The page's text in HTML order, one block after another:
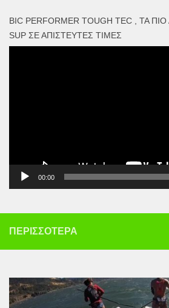
BIC PERFORMER TOUGH TEC , ΤΑ
SUP ΣΕ ΑΠΊΣΤΕΥΤΕΣ ΤΙΜΈΣ
00:00
ΠΕΡΙΣΣΌΤΕΡΑ